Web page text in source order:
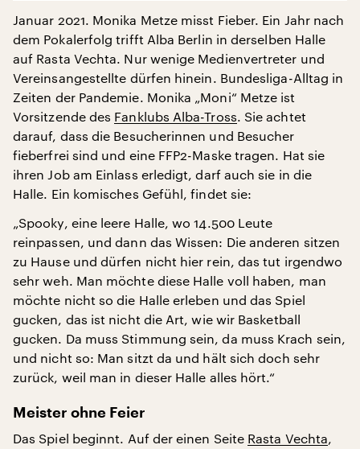
Januar 2021. Monika Metze misst Fieber. Ein Jahr nach
dem Pokalerfolg trifft Alba Berlin in derselben Halle
auf Rasta Vechta. Nur wenige Medienvertreter und
Vereinsangestellte dürfen hinein. Bundesliga-Alltag in
Zeiten der Pandemie. Monika „Moni“ Metze ist
Vorsitzende des Fanklubs Alba-Tross. Sie achtet
darauf, dass die Besucherinnen und Besucher
fieberfrei sind und eine FFP2-Maske tragen. Hat sie
ihren Job am Einlass erledigt, darf auch sie in die
Halle. Ein komisches Gefühl, findet sie:
„Spooky, eine leere Halle, wo 14.500 Leute
reinpassen, und dann das Wissen: Die anderen sitzen
zu Hause und dürfen nicht hier rein, das tut irgendwo
sehr weh. Man möchte diese Halle voll haben, man
möchte nicht so die Halle erleben und das Spiel
gucken, das ist nicht die Art, wie wir Basketball
gucken. Da muss Stimmung sein, da muss Krach sein,
und nicht so: Man sitzt da und hält sich doch sehr
zurück, weil man in dieser Halle alles hört.“
Meister ohne Feier
Das Spiel beginnt. Auf der einen Seite Rasta Vechta,